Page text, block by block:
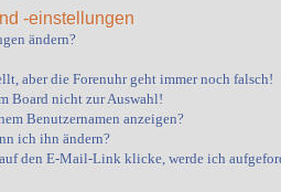
-einstellungen
ändern?
aber die Forenuhr geht immer noch falsch!
Board nicht zur Auswahl!
Benutzernamen anzeigen?
ich ihn ändern?
den E-Mail-Link klicke, werde ich